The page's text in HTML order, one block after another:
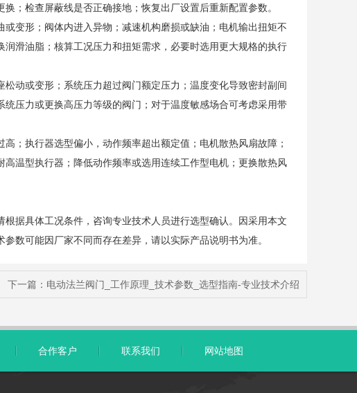
；检查屏蔽线是否正确接地；恢复出厂设置后重新配置参数。
或变形；阀体内进入异物；减速机构磨损或缺油；电机输出扭矩不
滑油脂；核算工况压力和扭矩需求，必要时选用更大规格的执行
动或变形；系统压力超过阀门额定压力；温度变化导致密封副间
压力或更换高压力等级的阀门；对于温度敏感场合可考虑采用带
；执行器选型偏小，动作频率超出额定值；电机散热风扇故障；
温型执行器；降低动作频率或选用连续工作型电机；更换散热风
据具体工况条件，咨询专业技术人员进行选型确认。因采用本文
数可能因厂家不同而存在差异，请以实际产品说明书为准。
下一篇： 电动法兰阀门_工作原理_技术参数_选型指南-专业技术介绍
合作客户 联系我们 网站地图